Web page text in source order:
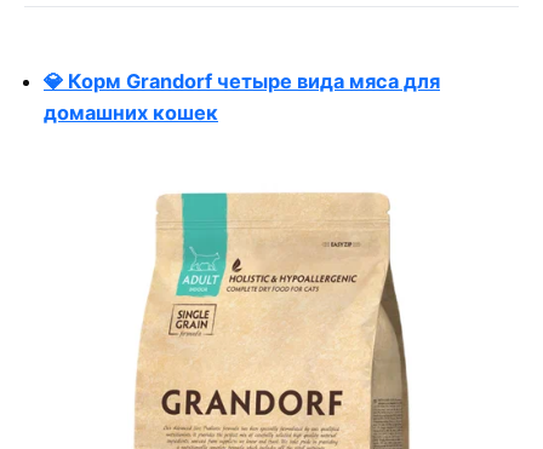
💎 Корм Grandorf четыре вида мяса для
домашних кошек